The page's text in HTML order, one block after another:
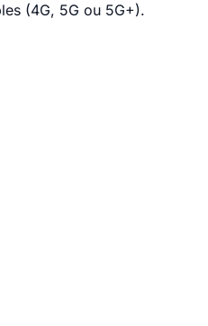
(4G, 5G ou 5G+).